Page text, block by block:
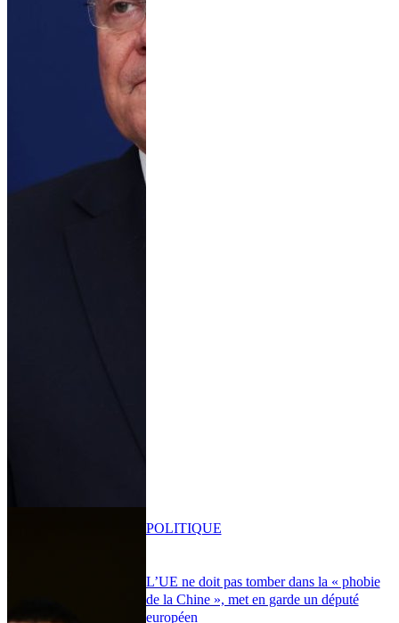
L’UE ne doit pas tomber dans la « phobie
de la Chine », met en garde un député
européen
POLITIQUE